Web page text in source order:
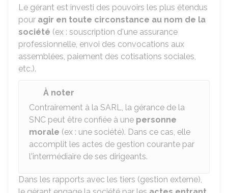
Le gérant est investi des pouvoirs les plus étendus
pour agir en toute circonstance au nom de la
société (ex : souscription d'une assurance
professionnelle, envoi des convocations aux
assemblées, paiement des cotisations sociales,
etc.).
À noter
Contrairement à la SARL, la gérance de la
SNC peut être confiée à une personne
morale (ex : une société). Dans ce cas, elle
accomplit les actes de gestion courante par
l'intermédiaire de ses dirigeants.
Dans les rapports avec les tiers (gestion externe),